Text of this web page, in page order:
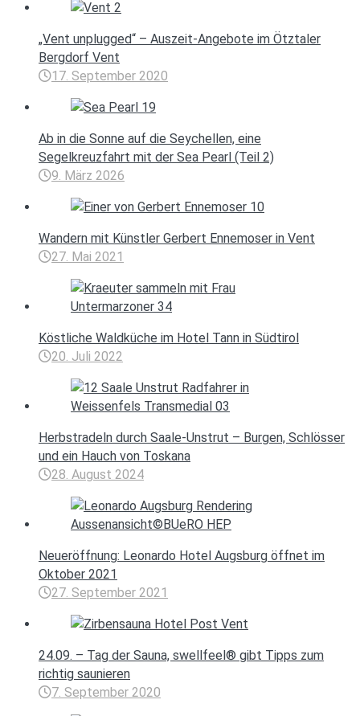
„Vent unplugged“ – Auszeit-Angebote im Ötztaler
Bergdorf Vent
17. September 2020
Ab in die Sonne auf die Seychellen, eine
Segelkreuzfahrt mit der Sea Pearl (Teil 2)
9. März 2026
Wandern mit Künstler Gerbert Ennemoser in Vent
27. Mai 2021
Köstliche Waldküche im Hotel Tann in Südtirol
20. Juli 2022
Herbstradeln durch Saale-Unstrut – Burgen, Schlösser
und ein Hauch von Toskana
28. August 2024
Neueröffnung: Leonardo Hotel Augsburg öffnet im
Oktober 2021
27. September 2021
24.09. – Tag der Sauna, swellfeel® gibt Tipps zum
richtig saunieren
7. September 2020